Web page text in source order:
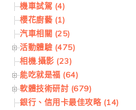
機車試駕 (4)
櫻花廚藝 (1)
汽車相關 (25)
活動體驗 (475)
相機.攝影 (23)
能吃就是福 (64)
軟體技術研討 (679)
銀行、信用卡最佳攻略 (14)